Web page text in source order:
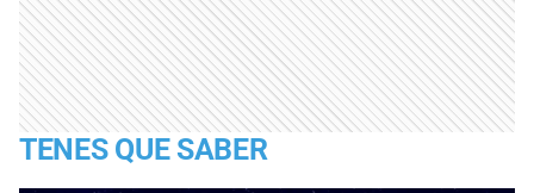
TENES QUE SABER